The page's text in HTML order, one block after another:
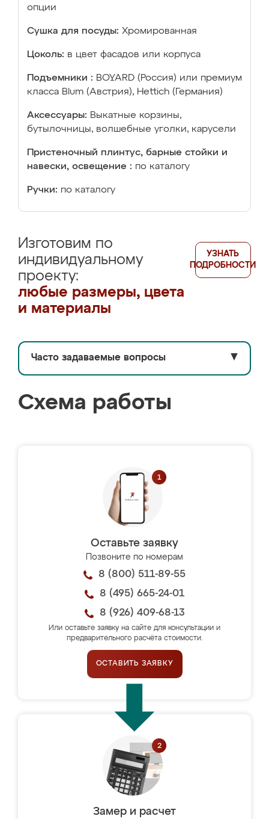
опции
Сушка для посуды: Хромированная
Цоколь: в цвет фасадов или корпуса
Подъемники : BOYARD (Россия) или премиум
класса Blum (Австрия), Hettich (Германия)
Аксессуары: Выкатные корзины,
бутылочницы, волшебные уголки, карусели
Пристеночный плинтус, барные стойки и
навески, освещение : по каталогу
Ручки: по каталогу
Изготовим по
индивидуальному
проекту:
любые размеры, цвета
и материалы
УЗНАТЬ
ПОДРОБНОСТИ
Часто задаваемые вопросы ▼
Схема работы
Оставьте заявку
Позвоните по номерам
8 (800) 511-89-55
8 (495) 665-24-01
8 (926) 409-68-13
Или оставьте заявку на сайте для консультации и
предварительного расчёта стоимости.
ОСТАВИТЬ ЗАЯВКУ
Замер и расчет